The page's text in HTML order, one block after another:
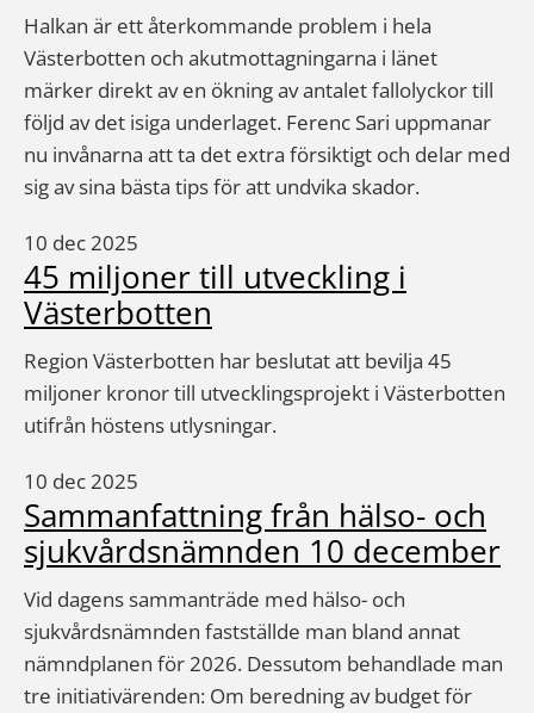
Halkan är ett återkommande problem i hela
Västerbotten och akutmottagningarna i länet
märker direkt av en ökning av antalet fallolyckor till
följd av det isiga underlaget. Ferenc Sari uppmanar
nu invånarna att ta det extra försiktigt och delar med
sig av sina bästa tips för att undvika skador.
10 dec 2025
45 miljoner till utveckling i
Västerbotten
Region Västerbotten har beslutat att bevilja 45
miljoner kronor till utvecklingsprojekt i Västerbotten
utifrån höstens utlysningar.
10 dec 2025
Sammanfattning från hälso- och
sjukvårdsnämnden 10 december
Vid dagens sammanträde med hälso- och
sjukvårdsnämnden fastställde man bland annat
nämndplanen för 2026. Dessutom behandlade man
tre initiativärenden: Om beredning av budget för